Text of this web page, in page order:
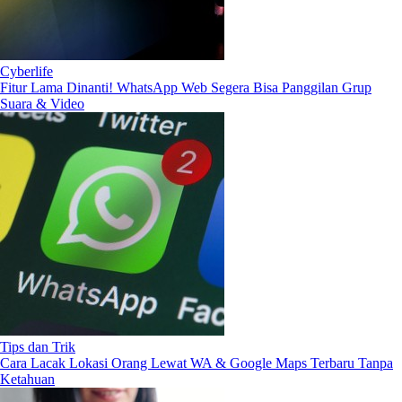
Cyberlife
Fitur Lama Dinanti! WhatsApp Web Segera Bisa Panggilan Grup
Suara & Video
Tips dan Trik
Cara Lacak Lokasi Orang Lewat WA & Google Maps Terbaru Tanpa
Ketahuan